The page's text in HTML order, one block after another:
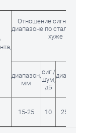
Отношение сигнал/
диапазоне по стали
хуже
диапазон,
мм
сиг./
шум,
дБ
диапазон,
15-25 10 25-180